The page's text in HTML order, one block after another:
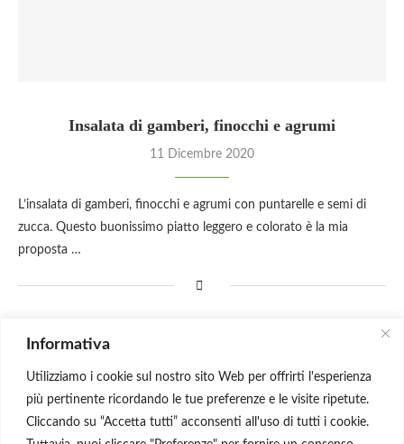
Informativa
Utilizziamo i cookie sul nostro sito Web per offrirti l'esperienza
più pertinente ricordando le tue preferenze e le visite ripetute.
Cliccando su “Accetta tutti” acconsenti all'uso di tutti i cookie.
Insalata di gamberi, finocchi e agrumi
11 Dicembre 2020
L’insalata di gamberi, finocchi e agrumi con puntarelle e semi di
zucca. Questo buonissimo piatto leggero e colorato è la mia
proposta …